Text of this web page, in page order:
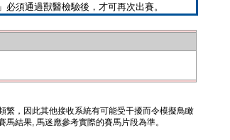
須通過獸醫檢驗後，才可再次出賽。
繁，因此其他接收系統有可能受干擾而令模擬鳥瞰
結果, 馬迷應參考實際的賽馬片段為準。